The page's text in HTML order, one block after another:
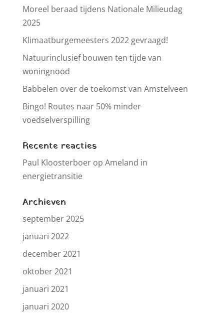
Moreel beraad tijdens Nationale Milieudag
2025
Klimaatburgemeesters 2022 gevraagd!
Natuurinclusief bouwen ten tijde van
woningnood
Babbelen over de toekomst van Amstelveen
Bingo! Routes naar 50% minder
voedselverspilling
Recente reacties
Paul Kloosterboerop Ameland in
energietransitie
Archieven
september 2025
januari 2022
december 2021
oktober 2021
januari 2021
januari 2020